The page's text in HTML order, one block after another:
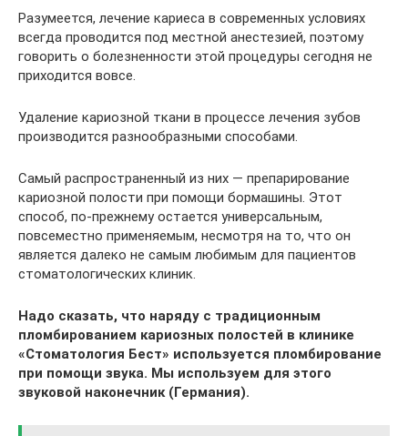
Разумеется, лечение кариеса в современных условиях
всегда проводится под местной анестезией, поэтому
говорить о болезненности этой процедуры сегодня не
приходится вовсе.
Удаление кариозной ткани в процессе лечения зубов
производится разнообразными способами.
Самый распространенный из них — препарирование
кариозной полости при помощи бормашины. Этот
способ, по-прежнему остается универсальным,
повсеместно применяемым, несмотря на то, что он
является далеко не самым любимым для пациентов
стоматологических клиник.
Надо сказать, что наряду с традиционным
пломбированием кариозных полостей в клинике
«Стоматология Бест» используется пломбирование
при помощи звука. Мы используем для этого
звуковой наконечник (Германия).